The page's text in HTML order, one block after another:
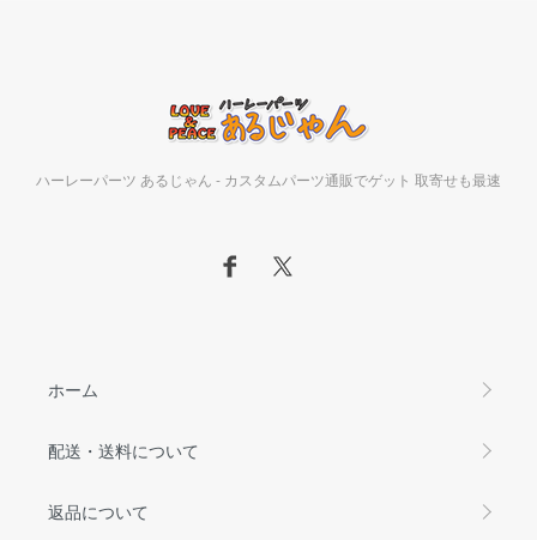
ハーレーパーツ あるじゃん - カスタムパーツ通販でゲット 取寄せも最速
ホーム
配送・送料について
返品について